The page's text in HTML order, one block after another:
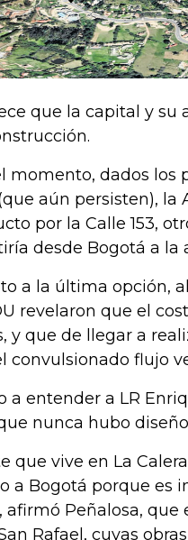
que la capital y
momento, dados los
aún persisten), la
por la Calle 153,
desde Bogotá a la
a la última opción,
revelaron que el
y que de llegar a
convulsionado flujo
a entender a LR
nunca hubo
que vive en La
a Bogotá porque es
afirmó Peñalosa,
Rafael, cuyas